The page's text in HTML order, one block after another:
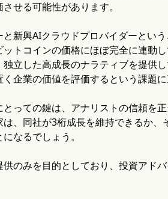
せる可能性があります。
新興AIクラウドプロバイダーとい
トコインの価格にほぼ完全に連動
立した高成長のナラティブを提供
企業の価値を評価するという課題に
とっての鍵は、アナリストの信頼を
は、同社が3桁成長を維持できるか
なるでしょう。
のみを目的としており、投資アド